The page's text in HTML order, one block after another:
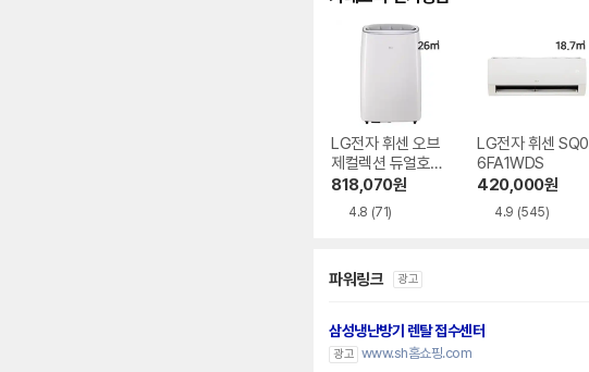
LG전자 휘센 오브
제컬렉션 듀얼호스
PQ08FDWBS
818,070원
4.8 (71)
LG전자 휘센 SQ0
6FA1WDS
420,000원
4.9 (545)
파워링크 광고
삼성냉난방기 렌탈 접수센터
광고 www.sh홈쇼핑.com